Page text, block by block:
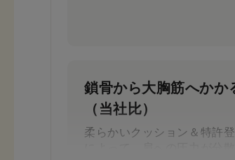
鎖骨から大胸筋へかか
（当社比）
柔らかいクッション＆特許